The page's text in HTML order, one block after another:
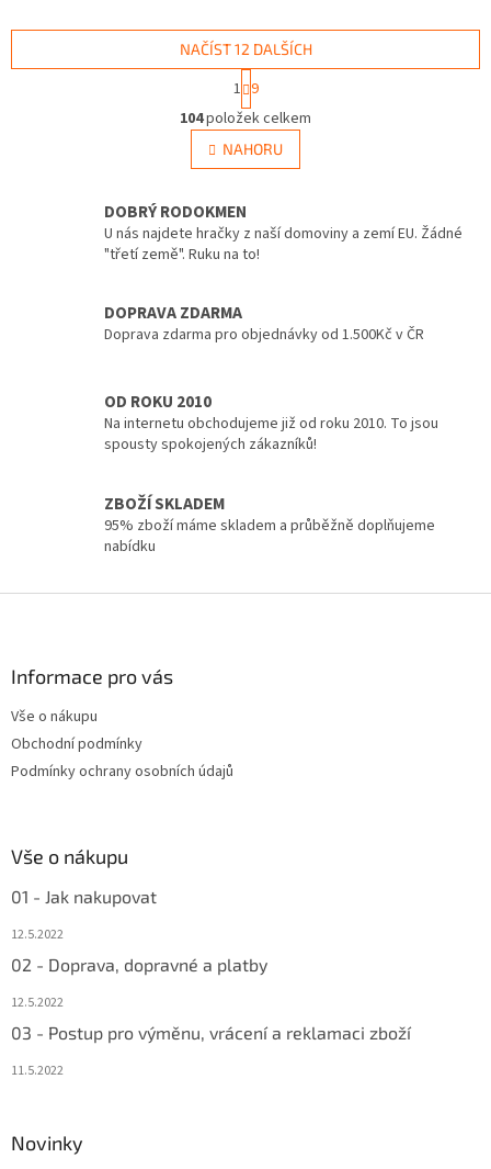
hraní a rozvoji důležitých
rozvoji důležitých...
O
v
l
á
a
c
í
k
p
i
NAČÍST 12 DALŠÍCH
t
r
á
n
k
v
á
n
í
1 9
104položek celkem
NAHORU
DOBRÝ RODOKMEN
U nás najdete hračky z naší domoviny a zemí EU. Žádné
"třetí země". Ruku na to!
DOPRAVA ZDARMA
Doprava zdarma pro objednávky od 1.500Kč v ČR
OD ROKU 2010
Na internetu obchodujeme již od roku 2010. To jsou
spousty spokojených zákazníků!
ZBOŽÍ SKLADEM
95% zboží máme skladem a průběžně doplňujeme
nabídku
Informace pro vás
Vše o nákupu
Obchodní podmínky
Podmínky ochrany osobních údajů
Vše o nákupu
01 - Jak nakupovat
12.5.2022
02 - Doprava, dopravné a platby
12.5.2022
03 - Postup pro výměnu, vrácení a reklamaci zboží
11.5.2022
Novinky